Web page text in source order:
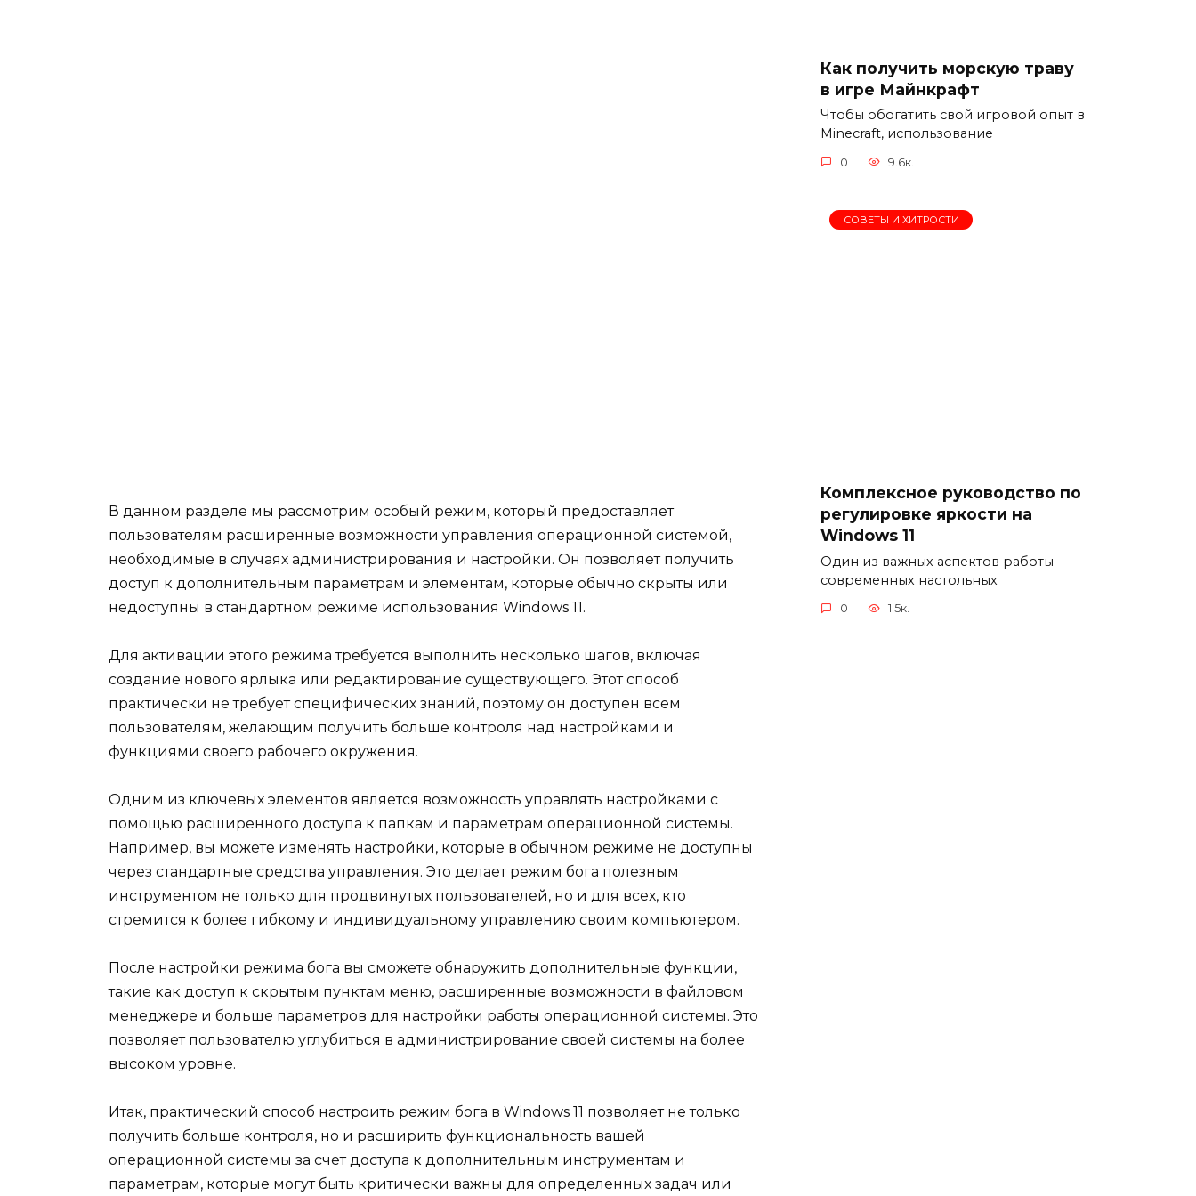
В данном разделе мы рассмотрим особый режим, который предоставляет
пользователям расширенные возможности управления операционной системой,
необходимые в случаях администрирования и настройки. Он позволяет получить
доступ к дополнительным параметрам и элементам, которые обычно скрыты или
недоступны в стандартном режиме использования Windows 11.
Для активации этого режима требуется выполнить несколько шагов, включая
создание нового ярлыка или редактирование существующего. Этот способ
практически не требует специфических знаний, поэтому он доступен всем
пользователям, желающим получить больше контроля над настройками и
функциями своего рабочего окружения.
Одним из ключевых элементов является возможность управлять настройками с
помощью расширенного доступа к папкам и параметрам операционной системы.
Например, вы можете изменять настройки, которые в обычном режиме не доступны
через стандартные средства управления. Это делает режим бога полезным
инструментом не только для продвинутых пользователей, но и для всех, кто
стремится к более гибкому и индивидуальному управлению своим компьютером.
После настройки режима бога вы сможете обнаружить дополнительные функции,
такие как доступ к скрытым пунктам меню, расширенные возможности в файловом
менеджере и больше параметров для настройки работы операционной системы. Это
позволяет пользователю углубиться в администрирование своей системы на более
высоком уровне.
Итак, практический способ настроить режим бога в Windows 11 позволяет не только
получить больше контроля, но и расширить функциональность вашей
операционной системы за счет доступа к дополнительным инструментам и
параметрам, которые могут быть критически важны для определенных задач или
Как получить морскую траву
в игре Майнкрафт
Чтобы обогатить свой игровой опыт в
Minecraft, использование
0 9.6к.
СОВЕТЫ И ХИТРОСТИ
Комплексное руководство по
регулировке яркости на
Windows 11
Один из важных аспектов работы
современных настольных
0 1.5к.